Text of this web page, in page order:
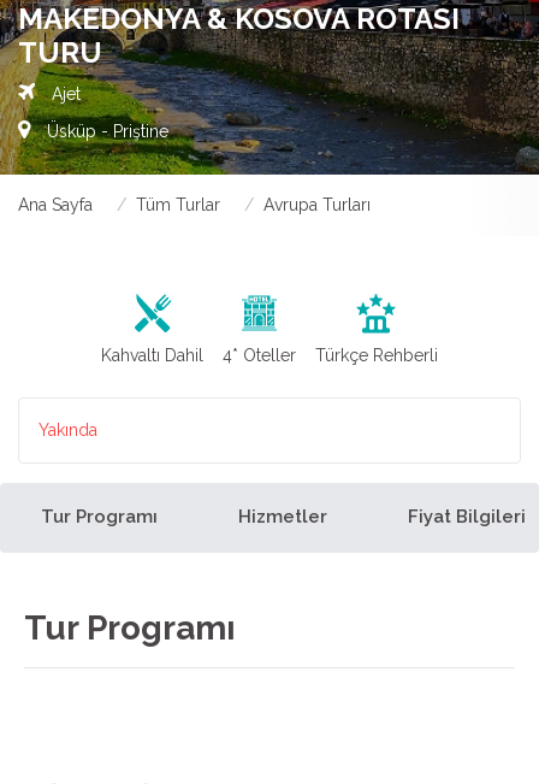
MAKEDONYA & KOSOVA ROTASI
TURU
Ajet
Üsküp - Priştine
Ana Sayfa Tüm Turlar Avrupa Turları
Kahvaltı Dahil 4* Oteller Türkçe Rehberli
Yakında
Tur Programı Hizmetler Fiyat Bilgileri
Tur Programı